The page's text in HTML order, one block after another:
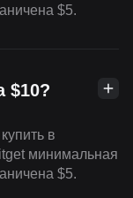
$5.
$10?
в
минимальная
$5.